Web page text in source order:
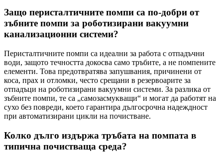
Защо перисталтичните помпи са по-добри от
зъбните помпи за роботизирани вакуумни
канализационни системи?
Перисталтичните помпи са идеални за работа с отпадъчни
води, защото течността докосва само тръбите, а не помпените
елементи. Това предотвратява запушвания, причинени от
коса, прах и отломки, често срещани в резервоарите за
отпадъци на роботизирани вакуумни системи. За разлика от
зъбните помпи, те са „самозасмукващи“ и могат да работят на
сухо без повреди, което гарантира дългосрочна надеждност
при автоматизирани цикли на почистване.
Колко дълго издържа тръбата на помпата в
типична почистваща среда?